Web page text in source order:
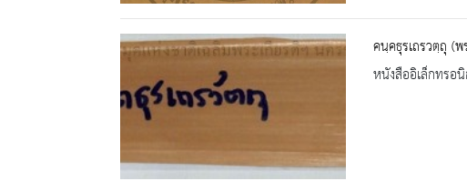
คนฺคธุรเถรวตฺถุ (
หนังสืออิเล็กทรอ